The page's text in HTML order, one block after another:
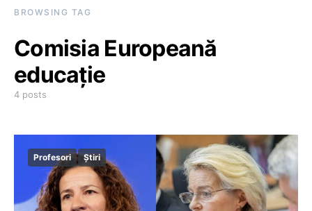
BROWSING TAG
Comisia Europeană
educație
4 posts
Profesori Știri